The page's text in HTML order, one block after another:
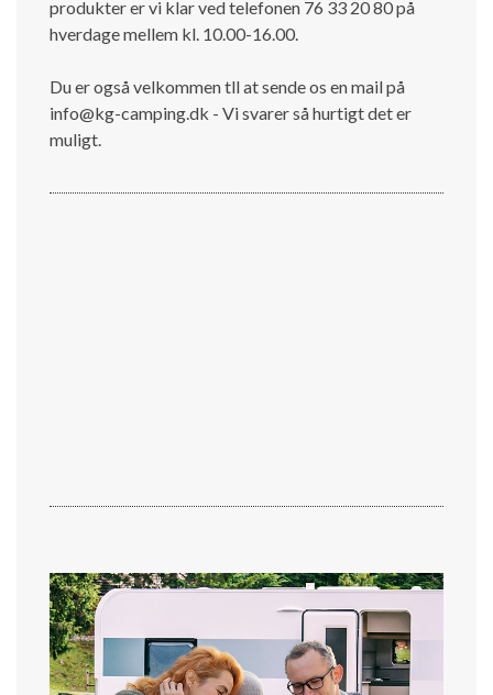
produkter er vi klar ved telefonen 76 33 20 80 på
hverdage mellem kl. 10.00-16.00.
Du er også velkommen tll at sende os en mail på
info@kg-camping.dk - Vi svarer så hurtigt det er
muligt.